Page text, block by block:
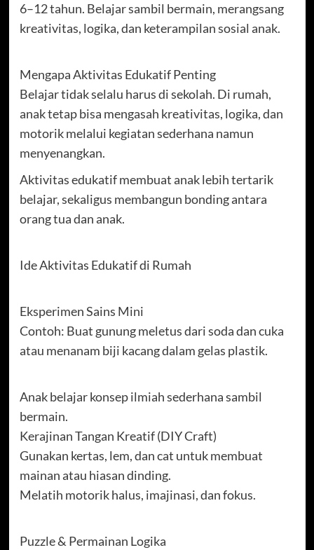
6–12 tahun. Belajar sambil bermain, merangsang
kreativitas, logika, dan keterampilan sosial anak.
Mengapa Aktivitas Edukatif Penting
Belajar tidak selalu harus di sekolah. Di rumah,
anak tetap bisa mengasah kreativitas, logika, dan
motorik melalui kegiatan sederhana namun
menyenangkan.
Aktivitas edukatif membuat anak lebih tertarik
belajar, sekaligus membangun bonding antara
orang tua dan anak.
Ide Aktivitas Edukatif di Rumah
Eksperimen Sains Mini
Contoh: Buat gunung meletus dari soda dan cuka
atau menanam biji kacang dalam gelas plastik.
Anak belajar konsep ilmiah sederhana sambil
bermain.
Kerajinan Tangan Kreatif (DIY Craft)
Gunakan kertas, lem, dan cat untuk membuat
mainan atau hiasan dinding.
Melatih motorik halus, imajinasi, dan fokus.
Puzzle & Permainan Logika